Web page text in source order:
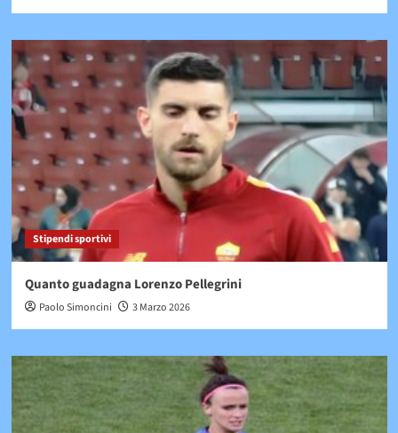
Stipendi sportivi
Quanto guadagna Lorenzo Pellegrini
Paolo Simoncini 3 Marzo 2026